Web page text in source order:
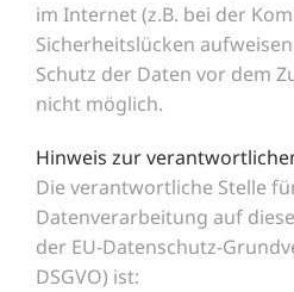
im Internet (z.B. bei der
Sicherheitslücken
Schutz der Daten vor dem
nicht möglich.
Hinweis zur
Die verantwortliche Stelle
Datenverarbeitung auf
der EU-Datenschutz-
DSGVO) ist: